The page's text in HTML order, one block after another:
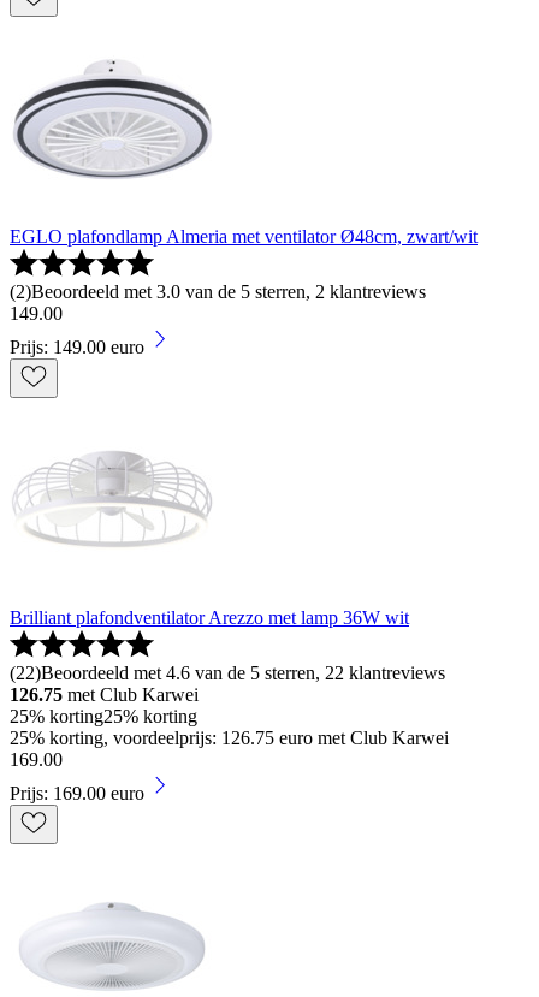
EGLO plafondlamp Almeria met ventilator Ø48cm, zwart/wit
(2)Beoordeeld met 3.0 van de 5 sterren, 2 klantreviews
149.00
Prijs: 149.00 euro
Brilliant plafondventilator Arezzo met lamp 36W wit
(22)Beoordeeld met 4.6 van de 5 sterren, 22 klantreviews
126.75 met Club Karwei
25% korting25% korting
25% korting, voordeelprijs: 126.75 euro met Club Karwei
169.00
Prijs: 169.00 euro